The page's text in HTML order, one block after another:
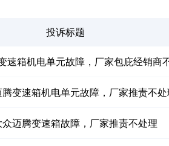
投诉标题
速箱机电单元故障，厂家包庇经销商
变速箱机电单元故障，厂家推责不处
迈腾变速箱故障，厂家推责不处理